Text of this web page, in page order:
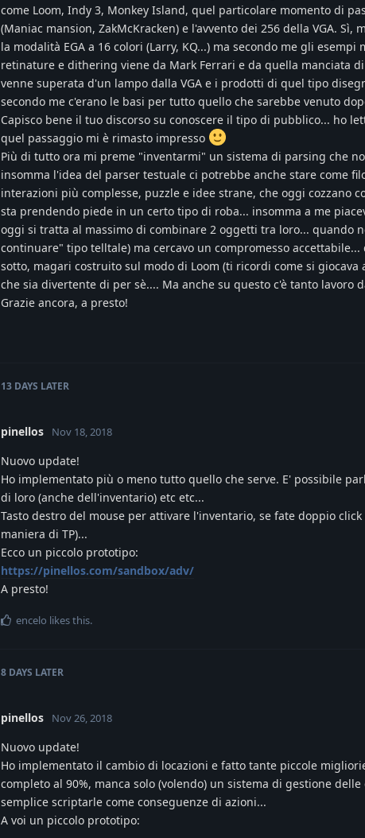
come Loom, Indy 3, Monkey Island, quel particolare momento di
(Maniac mansion, ZakMcKracken) e l'avvento dei 256 della VGA.
la modalità EGA a 16 colori (Larry, KQ...) ma secondo me gli
retinature e dithering viene da Mark Ferrari e da quella manciata
venne superata d'un lampo dalla VGA e i prodotti di quel tipo
secondo me c'erano le basi per tutto quello che sarebbe venuto
Capisco bene il tuo discorso su conoscere il tipo di pubblico... ho
quel passaggio mi è rimasto impresso
Più di tutto ora mi preme "inventarmi" un sistema di parsing che
insomma l'idea del parser testuale ci potrebbe anche stare come
interazioni più complesse, puzzle e idee strane, che oggi cozzano
sta prendendo piede in un certo tipo di roba... insomma a me
oggi si tratta al massimo di combinare 2 oggetti tra loro... quando
continuare" tipo telltale) ma cercavo un compromesso
sotto, magari costruito sul modo di Loom (ti ricordi come si giocava
che sia divertente di per sè.... Ma anche su questo c'è tanto lavoro
Grazie ancora, a presto!
13 DAYS LATER
pinellos Nov 18, 2018
Nuovo update!
Ho implementato più o meno tutto quello che serve. E' possibile
di loro (anche dell'inventario) etc etc...
Tasto destro del mouse per attivare l'inventario, se fate doppio
maniera di TP)...
Ecco un piccolo prototipo:
https://pinellos.com/sandbox/adv/
A presto!
encelo likes this.
8 DAYS LATER
pinellos Nov 26, 2018
Nuovo update!
Ho implementato il cambio di locazioni e fatto tante piccole
completo al 90%, manca solo (volendo) un sistema di gestione
semplice scriptarle come conseguenze di azioni...
A voi un piccolo prototipo: